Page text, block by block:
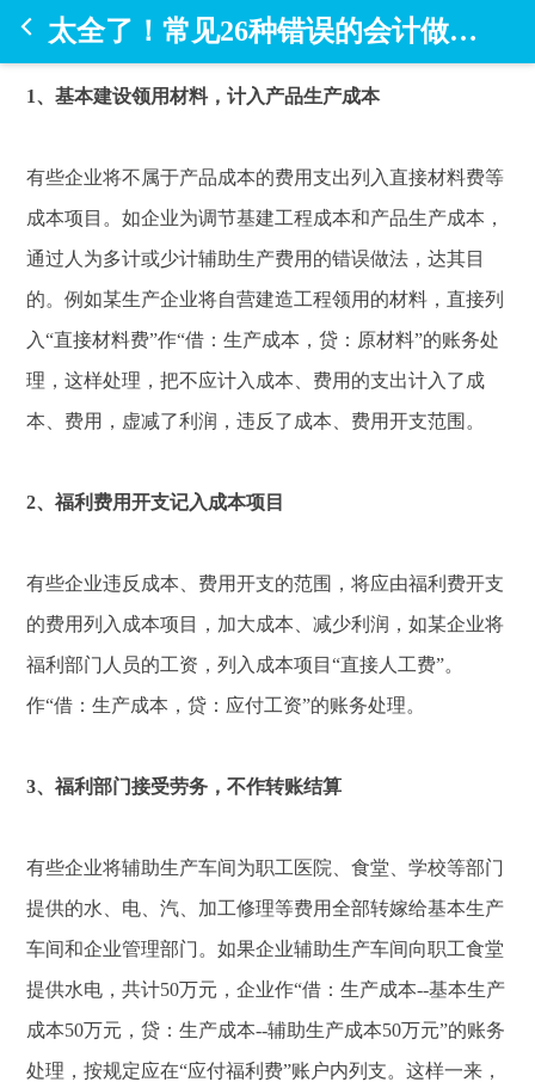
太全了！常见26种错误的会计做账手法！
1、基本建设领用材料，计入产品生产成本
有些企业将不属于产品成本的费用支出列入直接材料费等
成本项目。如企业为调节基建工程成本和产品生产成本，
通过人为多计或少计辅助生产费用的错误做法，达其目
的。例如某生产企业将自营建造工程领用的材料，直接列
入“直接材料费”作“借：生产成本，贷：原材料”的账务处
理，这样处理，把不应计入成本、费用的支出计入了成
本、费用，虚减了利润，违反了成本、费用开支范围。
2、福利费用开支记入成本项目
有些企业违反成本、费用开支的范围，将应由福利费开支
的费用列入成本项目，加大成本、减少利润，如某企业将
福利部门人员的工资，列入成本项目“直接人工费”。
作“借：生产成本，贷：应付工资”的账务处理。
3、福利部门接受劳务，不作转账结算
有些企业将辅助生产车间为职工医院、食堂、学校等部门
提供的水、电、汽、加工修理等费用全部转嫁给基本生产
车间和企业管理部门。如果企业辅助生产车间向职工食堂
提供水电，共计50万元，企业作“借：生产成本--基本生产
成本50万元，贷：生产成本--辅助生产成本50万元”的账务
处理，按规定应在“应付福利费”账户内列支。这样一来，